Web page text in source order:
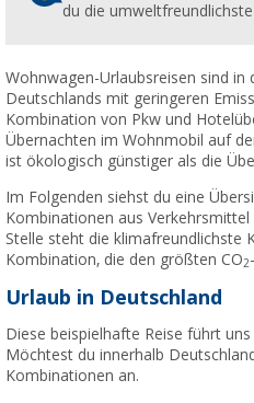
du die
Wohnwagen-Urlaubsreisen sind in
Deutschlands mit geringeren
Kombination von Pkw und
Übernachten im Wohnmobil auf
ist ökologisch günstiger als die
Im Folgenden siehst du eine
Kombinationen aus
Stelle steht die klimafreundlichste
Kombination, die den größten CO2
Urlaub in Deutschland
Diese beispielhafte Reise führt
Möchtest du innerhalb
Kombinationen an.